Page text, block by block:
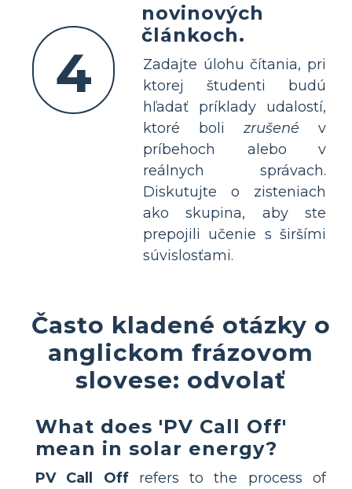
4
novinových
článkoch.
Zadajte úlohu čítania, pri
ktorej študenti budú
hľadať príklady udalostí,
ktoré boli zrušené v
príbehoch alebo v
reálnych správach.
Diskutujte o zisteniach
ako skupina, aby ste
prepojili učenie s širšími
súvislosťami.
Často kladené otázky o
anglickom frázovom
slovese: odvolať
What does 'PV Call Off'
mean in solar energy?
PV Call Offrefers to the process of